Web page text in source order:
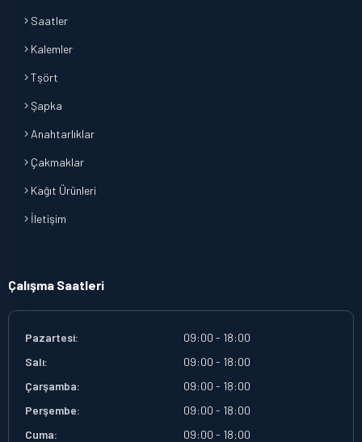
Saatler
Kalemler
Tşört
Şapka
Anahtarlıklar
Çakmaklar
Kağıt Ürünleri
İletişim
Çalışma Saatleri
Pazartesi:
09:00 - 18:00
Salı:
09:00 - 18:00
Çarşamba:
09:00 - 18:00
Perşembe:
09:00 - 18:00
Cuma:
09:00 - 18:00